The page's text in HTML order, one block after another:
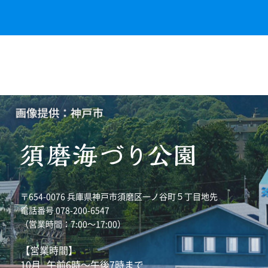
〒654-0076 兵庫県神戸市須磨区一ノ谷町５丁目地先
電話番号 078-200-6547
（営業時間：7:00～17:00）
【営業時間】
10月 午前6時～午後7時まで